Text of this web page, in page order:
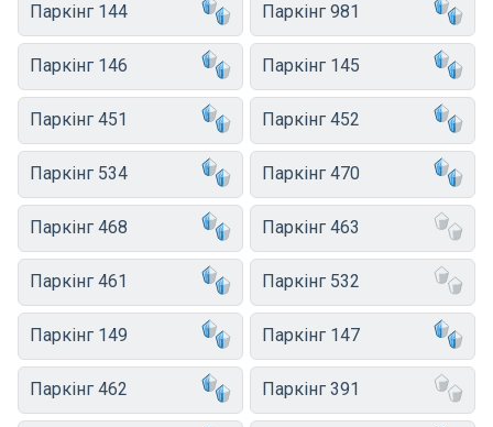
Паркінг 144 Паркінг 981
Паркінг 146 Паркінг 145
Паркінг 451 Паркінг 452
Паркінг 534 Паркінг 470
Паркінг 468 Паркінг 463
Паркінг 461 Паркінг 532
Паркінг 149 Паркінг 147
Паркінг 462 Паркінг 391